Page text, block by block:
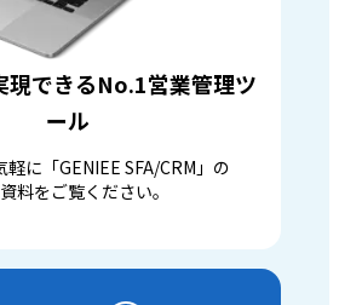
現できるNo.1営業管理ツ
ール
軽に「GENIEE SFA/CRM」の
料をご覧ください。